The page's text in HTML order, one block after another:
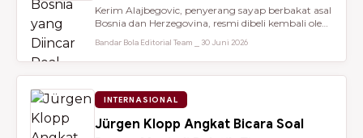
Kerim Alajbegovic, penyerang sayap berbakat asal
Bosnia dan Herzegovina, resmi dibeli kembali oleh
Bandar Bola Editorial Team ⎯ 30 Juni 2026
INTERNASIONAL
Jürgen Klopp Angkat Bicara Soal